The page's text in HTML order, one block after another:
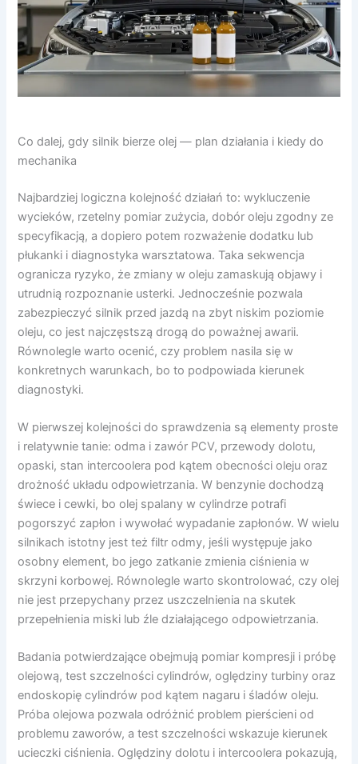
Co dalej, gdy silnik bierze olej — plan działania i kiedy do
mechanika
Najbardziej logiczna kolejność działań to: wykluczenie
wycieków, rzetelny pomiar zużycia, dobór oleju zgodny ze
specyfikacją, a dopiero potem rozważenie dodatku lub
płukanki i diagnostyka warsztatowa. Taka sekwencja
ogranicza ryzyko, że zmiany w oleju zamaskują objawy i
utrudnią rozpoznanie usterki. Jednocześnie pozwala
zabezpieczyć silnik przed jazdą na zbyt niskim poziomie
oleju, co jest najczęstszą drogą do poważnej awarii.
Równolegle warto ocenić, czy problem nasila się w
konkretnych warunkach, bo to podpowiada kierunek
diagnostyki.
W pierwszej kolejności do sprawdzenia są elementy proste
i relatywnie tanie: odma i zawór PCV, przewody dolotu,
opaski, stan intercoolera pod kątem obecności oleju oraz
drożność układu odpowietrzania. W benzynie dochodzą
świece i cewki, bo olej spalany w cylindrze potrafi
pogorszyć zapłon i wywołać wypadanie zapłonów. W wielu
silnikach istotny jest też filtr odmy, jeśli występuje jako
osobny element, bo jego zatkanie zmienia ciśnienia w
skrzyni korbowej. Równolegle warto skontrolować, czy olej
nie jest przepychany przez uszczelnienia na skutek
przepełnienia miski lub źle działającego odpowietrzania.
Badania potwierdzające obejmują pomiar kompresji i próbę
olejową, test szczelności cylindrów, oględziny turbiny oraz
endoskopię cylindrów pod kątem nagaru i śladów oleju.
Próba olejowa pozwala odróżnić problem pierścieni od
problemu zaworów, a test szczelności wskazuje kierunek
ucieczki ciśnienia. Oględziny dolotu i intercoolera pokazują,